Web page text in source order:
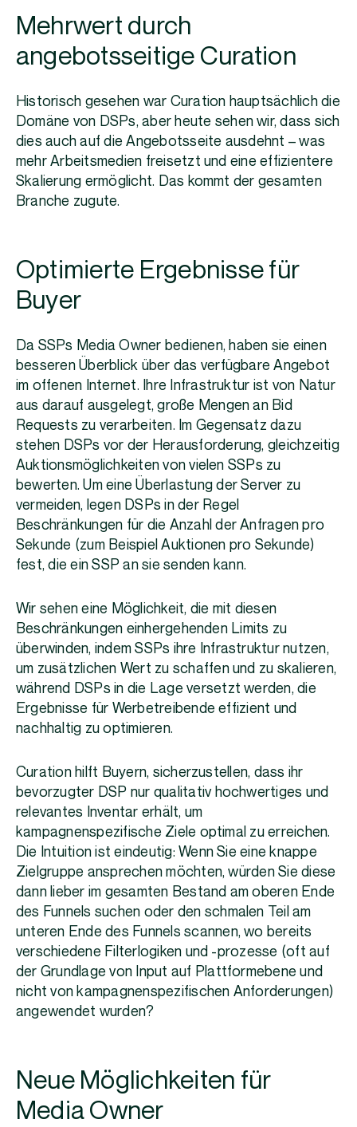
Mehrwert durch
angebotsseitige Curation
Historisch gesehen war Curation hauptsächlich die
Domäne von DSPs, aber heute sehen wir, dass sich
dies auch auf die Angebotsseite ausdehnt – was
mehr Arbeitsmedien freisetzt und eine effizientere
Skalierung ermöglicht. Das kommt der gesamten
Branche zugute.
Optimierte Ergebnisse für
Buyer
Da SSPs Media Owner bedienen, haben sie einen
besseren Überblick über das verfügbare Angebot
im offenen Internet. Ihre Infrastruktur ist von Natur
aus darauf ausgelegt, große Mengen an Bid
Requests zu verarbeiten. Im Gegensatz dazu
stehen DSPs vor der Herausforderung, gleichzeitig
Auktionsmöglichkeiten von vielen SSPs zu
bewerten. Um eine Überlastung der Server zu
vermeiden, legen DSPs in der Regel
Beschränkungen für die Anzahl der Anfragen pro
Sekunde (zum Beispiel Auktionen pro Sekunde)
fest, die ein SSP an sie senden kann.
Wir sehen eine Möglichkeit, die mit diesen
Beschränkungen einhergehenden Limits zu
überwinden, indem SSPs ihre Infrastruktur nutzen,
um zusätzlichen Wert zu schaffen und zu skalieren,
während DSPs in die Lage versetzt werden, die
Ergebnisse für Werbetreibende effizient und
nachhaltig zu optimieren.
Curation hilft Buyern, sicherzustellen, dass ihr
bevorzugter DSP nur qualitativ hochwertiges und
relevantes Inventar erhält, um
kampagnenspezifische Ziele optimal zu erreichen.
Die Intuition ist eindeutig: Wenn Sie eine knappe
Zielgruppe ansprechen möchten, würden Sie diese
dann lieber im gesamten Bestand am oberen Ende
des Funnels suchen oder den schmalen Teil am
unteren Ende des Funnels scannen, wo bereits
verschiedene Filterlogiken und -prozesse (oft auf
der Grundlage von Input auf Plattformebene und
nicht von kampagnenspezifischen Anforderungen)
angewendet wurden?
Neue Möglichkeiten für
Media Owner